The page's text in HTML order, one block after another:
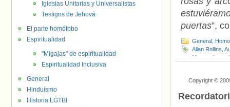
puertas”,
General
Allan Rollins
Metropolitana
Copyright ©
Iglesias Unitarias y Universalistas
Testigos de Jehová
El parte homófobo
Espiritualidad
"Migajas" de espiritualidad
Espiritualidad Inclusiva
General
Hinduísmo
Historia LGTBI